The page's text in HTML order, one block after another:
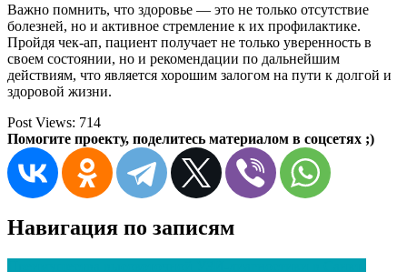
Важно помнить, что здоровье — это не только отсутствие
болезней, но и активное стремление к их профилактике.
Пройдя чек-ап, пациент получает не только уверенность в
своем состоянии, но и рекомендации по дальнейшим
действиям, что является хорошим залогом на пути к долгой и
здоровой жизни.
Post Views: 714
Помогите проекту, поделитесь материалом в соцсетях ;)
Навигация по записям